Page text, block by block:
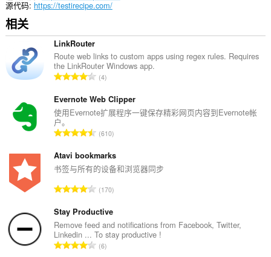
源代码 https://testirecipe.com/
相关
LinkRouter
Route web links to custom apps using regex rules. Requires
the LinkRouter Windows app.
总
分
次
：
4
Evernote Web Clipper
使用Evernote扩展程序一键保存精彩网页内容到Evernote帐
户。
总
分
次
：
610
Atavi bookmarks
书签与所有的设备和浏览器同步
总
分
次
数
：
170
Stay Productive
Remove feed and notifications from Facebook, Twitter,
Linkedin ... To stay productive !
总
6